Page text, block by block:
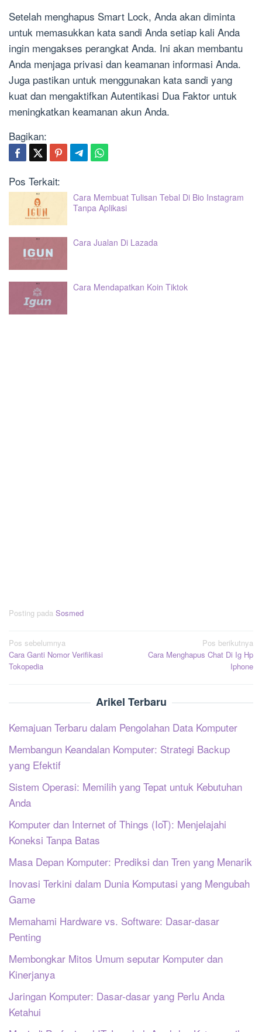
Setelah menghapus Smart Lock, Anda akan diminta
untuk memasukkan kata sandi Anda setiap kali Anda
ingin mengakses perangkat Anda. Ini akan membantu
Anda menjaga privasi dan keamanan informasi Anda.
Juga pastikan untuk menggunakan kata sandi yang
kuat dan mengaktifkan Autentikasi Dua Faktor untuk
meningkatkan keamanan akun Anda.
Bagikan:
Pos Terkait:
Cara Membuat Tulisan Tebal Di Bio Instagram
Tanpa Aplikasi
Cara Jualan Di Lazada
Cara Mendapatkan Koin Tiktok
Posting pada Sosmed
Navigasi
pos
Pos sebelumnya
Cara Ganti Nomor Verifikasi
Tokopedia
Pos berikutnya
Cara Menghapus Chat Di Ig Hp
Iphone
Arikel Terbaru
Kemajuan Terbaru dalam Pengolahan Data Komputer
Membangun Keandalan Komputer: Strategi Backup
yang Efektif
Sistem Operasi: Memilih yang Tepat untuk Kebutuhan
Anda
Komputer dan Internet of Things (IoT): Menjelajahi
Koneksi Tanpa Batas
Masa Depan Komputer: Prediksi dan Tren yang Menarik
Inovasi Terkini dalam Dunia Komputasi yang Mengubah
Game
Memahami Hardware vs. Software: Dasar-dasar
Penting
Membongkar Mitos Umum seputar Komputer dan
Kinerjanya
Jaringan Komputer: Dasar-dasar yang Perlu Anda
Ketahui